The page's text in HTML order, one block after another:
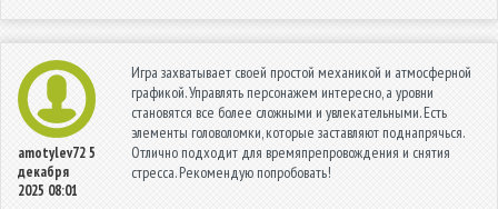
amotylev725
декабря
2025 08:01
Игра захватывает своей простой механикой и атмосферной
графикой. Управлять персонажем интересно, а уровни
становятся все более сложными и увлекательными. Есть
элементы головоломки, которые заставляют поднапрячься.
Отлично подходит для времяпрепровождения и снятия
стресса. Рекомендую попробовать!